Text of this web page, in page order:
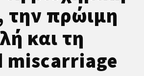
την πρώιμη
και τη
miscarriage